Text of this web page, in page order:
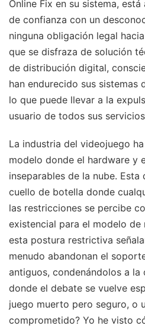
Online Fix en su sistema,
de confianza con un
ninguna obligación legal
que se disfraza de solución
de distribución digital,
han endurecido sus sistemas
lo que puede llevar a la
usuario de todos sus
La industria del videojuego
modelo donde el hardware y
inseparables de la nube. Esta
cuello de botella donde
las restricciones se percibe
existencial para el modelo
esta postura restrictiva
menudo abandonan el
antiguos, condenándolos a la
donde el debate se vuelve
juego muerto pero seguro, o
comprometido? Yo he visto